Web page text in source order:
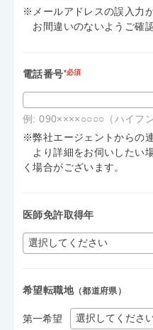
※メールアドレスの誤入力
お間違いのないようご確
電話番号*必須
例: 090××××○○○○（ハイフン
※弊社エージェントからの
より詳細をお伺いしたい
く場合がございます。
医師免許取得年
希望転職地（都道府県）
第一希望